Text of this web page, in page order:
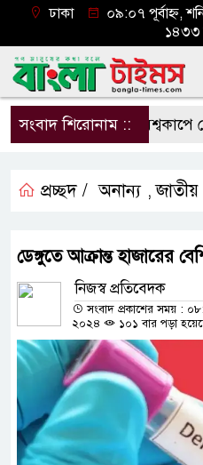
ঢাকা
০৯:০৭ পূর্বাহ্ন,
১৪৩৩
সংবাদ শিরোনাম ::বিশ্বকাপে
প্রচ্ছদ / অনান্য ,জাতীয়
ডেঙ্গুতে আক্রান্ত হাজারের
নিজস্ব প্রতিবেদক
সংবাদ প্রকাশের সময় :
২০২৪
১০১ বার পড়া